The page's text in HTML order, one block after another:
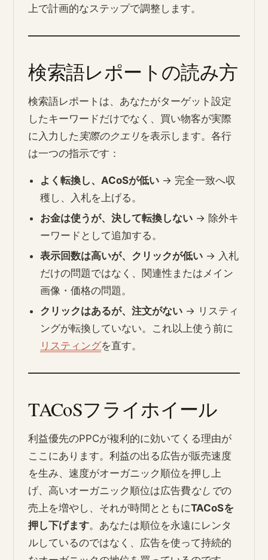
上で計画的なステップで調整します。
検索語レポートの読み方
検索語レポートは、あなたがターゲット設定
したキーワードだけでなく、買い物客が実際
に入力した 実際のクエリを表示します。各行
は一つの指示です：
よく転換し、ACoSが低い → 完全一致へ収
穫し、入札を上げる。
お金は使うが、決して転換しない → 除外キ
ーワードとして追加する。
表示回数は高いが、クリックが低い → 入札
だけの問題ではなく、関連性またはメイン
画像・価格の問題。
クリックはあるが、注文がない → リスティ
ングが転換していない。これ以上使う前に
リスティングを直す。
TACoSフライホイール
利益優先のPPCが複利的に効いてくる理由が
ここにあります。利益の出る広告が販売速度
を生み、速度がオーガニック順位を押し上
げ、高いオーガニック順位は広告費なしでの
売上を増やし、それが時間とともにTACoSを
押し下げます。あなたは順位を永遠にレンタ
ルしているのではなく、広告を使って持続的